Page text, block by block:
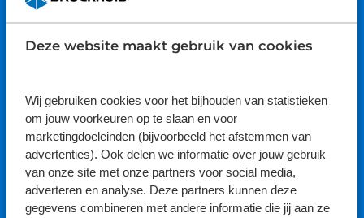
Deze website maakt gebruik van cookies
Wij gebruiken cookies voor het bijhouden van statistieken
om jouw voorkeuren op te slaan en voor
marketingdoeleinden (bijvoorbeeld het afstemmen van
advertenties). Ook delen we informatie over jouw gebruik
van onze site met onze partners voor social media,
adverteren en analyse. Deze partners kunnen deze
gegevens combineren met andere informatie die jij aan ze
9.1
Bekijk hier de reviews
van
5
sterren
Volg ons